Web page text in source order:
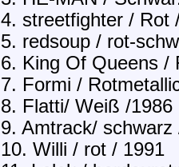
4. streetfighter / Rot
5. redsoup / rot-
6. King Of Queens /
7. Formi /
8. Flatti/ Weiß /1986
9. Amtrack/ schwarz
10. Willi / rot / 1991